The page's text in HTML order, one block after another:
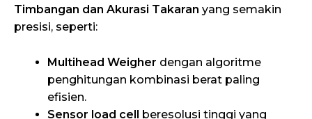
Timbangan dan Akurasi Takaran yang semakin
presisi, seperti:
Multihead Weigher dengan algoritme
penghitungan kombinasi berat paling
efisien.
Sensor load cell beresolusi tinggi yang